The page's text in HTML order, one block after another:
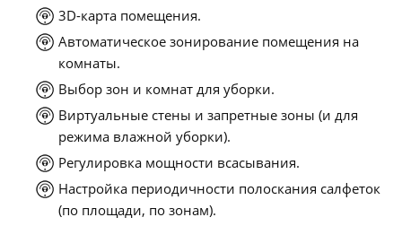
3D-карта помещения.
Автоматическое зонирование помещения на
комнаты.
Выбор зон и комнат для уборки.
Виртуальные стены и запретные зоны (и для
режима влажной уборки).
Регулировка мощности всасывания.
Настройка периодичности полоскания салфеток
(по площади, по зонам).